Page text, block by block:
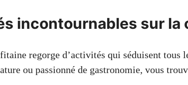
incontournables sur la
regorge d’activités qui séduisent tous
ou passionné de gastronomie, vous